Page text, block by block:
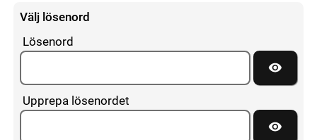
Välj lösenord
Lösenord
Visa
Upprepa lösenordet
Visa